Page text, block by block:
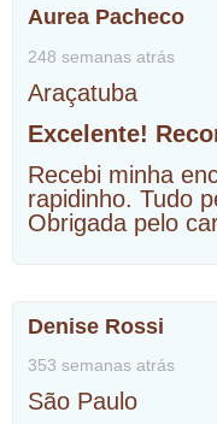
Aurea Pacheco
248 semanas atrás
Araçatuba
Excelente!
Recebi minha
rapidinho. Tudo
Obrigada pelo
Denise Rossi
353 semanas atrás
São Paulo